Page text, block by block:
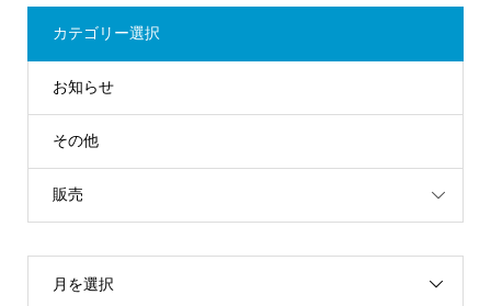
カテゴリー選択
お知らせ
その他
販売
月を選択